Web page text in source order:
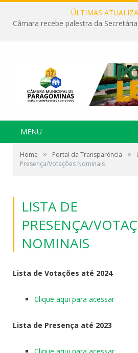
ÚLTIMAS
MENU
Home » Portal da Transparência »
Presença/Votações Nominais
LISTA DE
PRESENÇA/
NOMINAIS
Lista de Votações até 2024
Clique aqui para acessar
Lista de Presença até 2023